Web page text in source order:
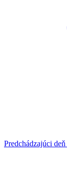
Predchádzajúci deň